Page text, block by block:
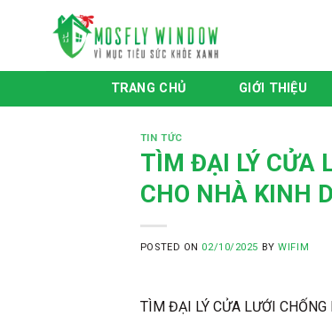
TRANG CHỦ GIỚI THIỆU
TIN TỨC
TÌM ĐẠI LÝ CỬA
CHO NHÀ KINH
POSTED ON 02/10/2025 BYWIFIM
TÌM ĐẠI LÝ CỬA LƯỚI